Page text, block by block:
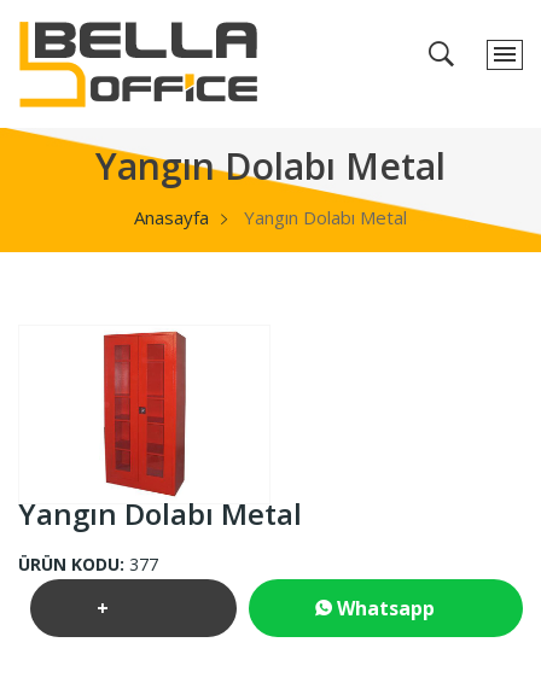
Yangın Dolabı Metal
Anasayfa Yangın Dolabı Metal
Yangın Dolabı Metal
ÜRÜN KODU: 377
+ Whatsapp